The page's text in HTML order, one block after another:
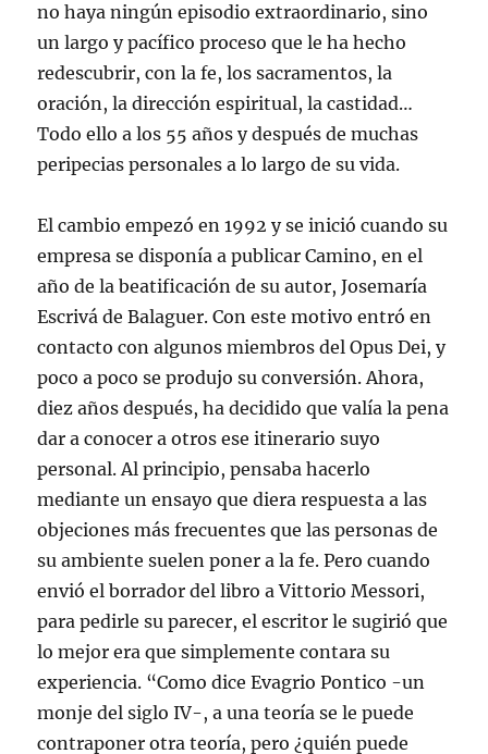
no haya ningún episodio extraordinario, sino
un largo y pacífico proceso que le ha hecho
redescubrir, con la fe, los sacramentos, la
oración, la dirección espiritual, la castidad…
Todo ello a los 55 años y después de muchas
peripecias personales a lo largo de su vida.
El cambio empezó en 1992 y se inició cuando su
empresa se disponía a publicar Camino, en el
año de la beatificación de su autor, Josemaría
Escrivá de Balaguer. Con este motivo entró en
contacto con algunos miembros del Opus Dei, y
poco a poco se produjo su conversión. Ahora,
diez años después, ha decidido que valía la pena
dar a conocer a otros ese itinerario suyo
personal. Al principio, pensaba hacerlo
mediante un ensayo que diera respuesta a las
objeciones más frecuentes que las personas de
su ambiente suelen poner a la fe. Pero cuando
envió el borrador del libro a Vittorio Messori,
para pedirle su parecer, el escritor le sugirió que
lo mejor era que simplemente contara su
experiencia. “Como dice Evagrio Pontico -un
monje del siglo IV-, a una teoría se le puede
contraponer otra teoría, pero ¿quién puede